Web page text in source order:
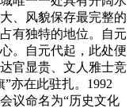
、风貌保存最完整的
有独特的地位。自元
。自元代起，此处便
官显贵、文人雅士竞
亦在此驻扎。1992
议命名为“历史文化